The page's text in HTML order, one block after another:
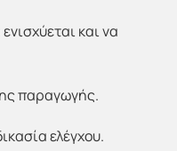
και να
παραγωγής.
ελέγχου.